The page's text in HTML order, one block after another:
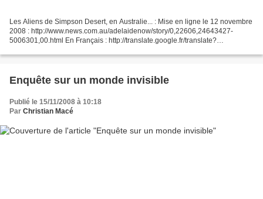
Les Aliens de Simpson Desert, en Australie... : Mise en ligne le 12 novembre
2008 : http://www.news.com.au/adelaidenow/story/0,22606,24643427-
5006301,00.html En Français : http://translate.google.fr/translate?
C22606%2C24643427-5006301%2C00.html&sl=en&tl=fr&hl=fr&ie=UTF-8...
Enquête sur un monde invisible
Publié le 15/11/2008 à 10:18
Par Christian Macé